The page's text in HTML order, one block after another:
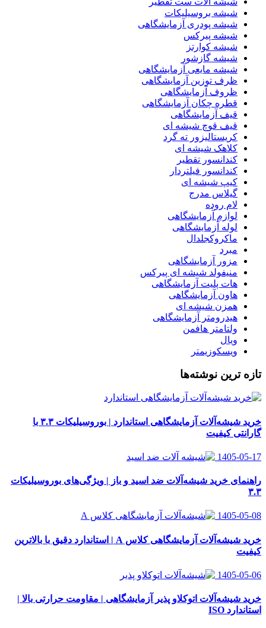
شیشه بروسیلیکات
شیشه پودری آزمایشگاهی
شیشه پیرکس
شیشه کوارتز
شیشه گازشور
شیشه مایعی آزمایشگاهی
ظرف توزین آزمایشگاهی
ظروف آزمایشگاهی
قطره چکان آزمایشگاهی
قیف آزمایشگاهی
قیف قوچ شیشه ای
کریستالیزور ته گرد
کلاهک شیشه ای
کندانسور تقطیر
کندانسور فیلتردار
کیپ شیشه ای
گیلاس مدرج
لام روده
لوازم آزمایشگاهی
لوله آزمایشگاهی
ماکروکجلدال
مبرد
مزور آزمایشگاهی
منیفولد شیشه ای پیرکس
هات پلیت آزمایشگاهی
هاون آزمایشگاهی
همزن شیشه ای
هیدرومتر آزمایشگاهی
ولتامتر هافمن
ویال
ویسکوزیمتر
تازه ترین نوشته‌ها
خرید شیشه‌آلات آزمایشگاهی استاندارد | بوروسیلیکات ۳.۳ با
گارانتی کیفیت
1405-05-17
راهنمای خرید شیشه‌آلات ضد اسید و باز | ویژگی‌های بوروسیلیکات
۳.۳
1405-05-08
خرید شیشه‌آلات آزمایشگاهی کلاس A | استاندارد دقیق با بالاترین
کیفیت
1405-05-06
خرید شیشه‌آلات اتوکلاو پذیر آزمایشگاهی | مقاومت حرارتی بالا |
استاندارد ISO